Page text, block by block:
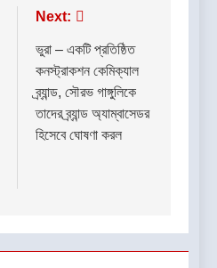
Next:
ভুরা – একটি প্রতিষ্ঠিত
কনস্ট্রাকশন কেমিক্যাল
ব্র্যান্ড, সৌরভ গাঙ্গুলিকে
তাদের ব্র্যান্ড অ্যাম্বাসেডর
হিসেবে ঘোষণা করল